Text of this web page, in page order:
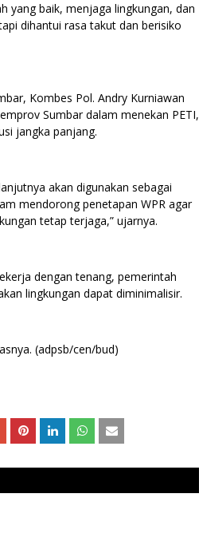
yang baik, menjaga lingkungan, dan
dihantui rasa takut dan berisiko
Kombes Pol. Andry Kurniawan
Sumbar dalam menekan PETI,
jangka panjang.
akan digunakan sebagai
mendorong penetapan WPR agar
tetap terjaga,” ujarnya.
dengan tenang, pemerintah
lingkungan dapat diminimalisir.
(adpsb/cen/bud)